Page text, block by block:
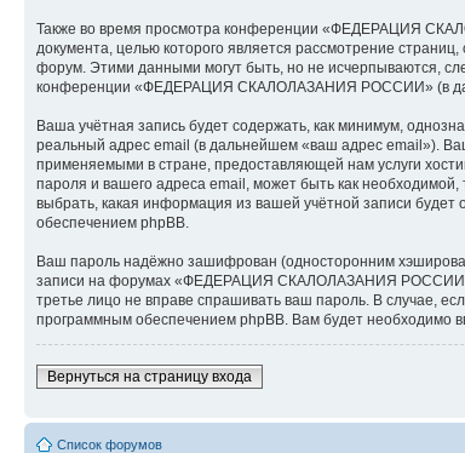
Также во время просмотра конференции «ФЕДЕРАЦИЯ
документа, целью которого является рассмотрение
форум. Этими данными могут быть, но не исчерпываются,
конференции «ФЕДЕРАЦИЯ СКАЛОЛАЗАНИЯ РОССИИ» (в
Ваша учётная запись будет содержать, как минимум,
реальный адрес email (в дальнейшем «ваш адрес email»).
применяемыми в стране, предоставляющей нам услуги
пароля и вашего адреса email, может быть как
выбрать, какая информация из вашей учётной записи будет
обеспечением phpBB.
Ваш пароль надёжно зашифрован (односторонним
записи на форумах «ФЕДЕРАЦИЯ СКАЛОЛАЗАНИЯ РОССИИ»,
третье лицо не вправе спрашивать ваш пароль. В случае,
программным обеспечением phpBB. Вам будет необходимо
Вернуться на страницу входа
Список форумов